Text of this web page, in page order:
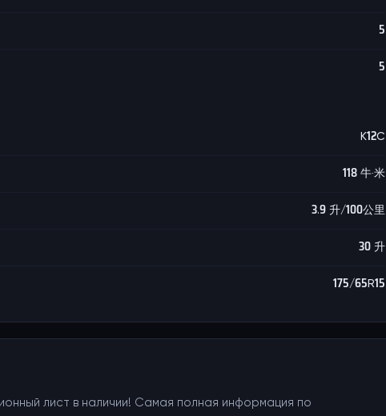
5
5
K12C
118 牛·米
3.9 升/100公里
30 升
175/65R15
лист в наличии! Самая полная информация по